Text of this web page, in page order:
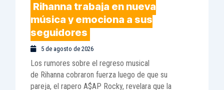
Rihanna trabaja en nueva
música y emociona a sus
seguidores
5 de agosto de 2026
Los rumores sobre el regreso musical
de Rihanna cobraron fuerza luego de que su
pareja, el rapero A$AP Rocky, revelara que la